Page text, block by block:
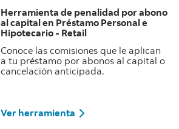
Herramienta de penalidad por abono
al capital en Préstamo Personal e
Hipotecario - Retail
Conoce las comisiones que le aplican
a tu préstamo por abonos al capital o
cancelación anticipada.
Ver herramienta Conoce como